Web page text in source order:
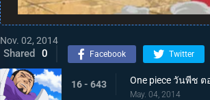
Nov. 02, 2014
Shared 0 Facebook Twitter
16 - 643 One piece วันพีช
May. 04, 2014